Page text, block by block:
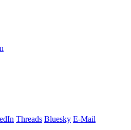
Threads Bluesky E-Mail